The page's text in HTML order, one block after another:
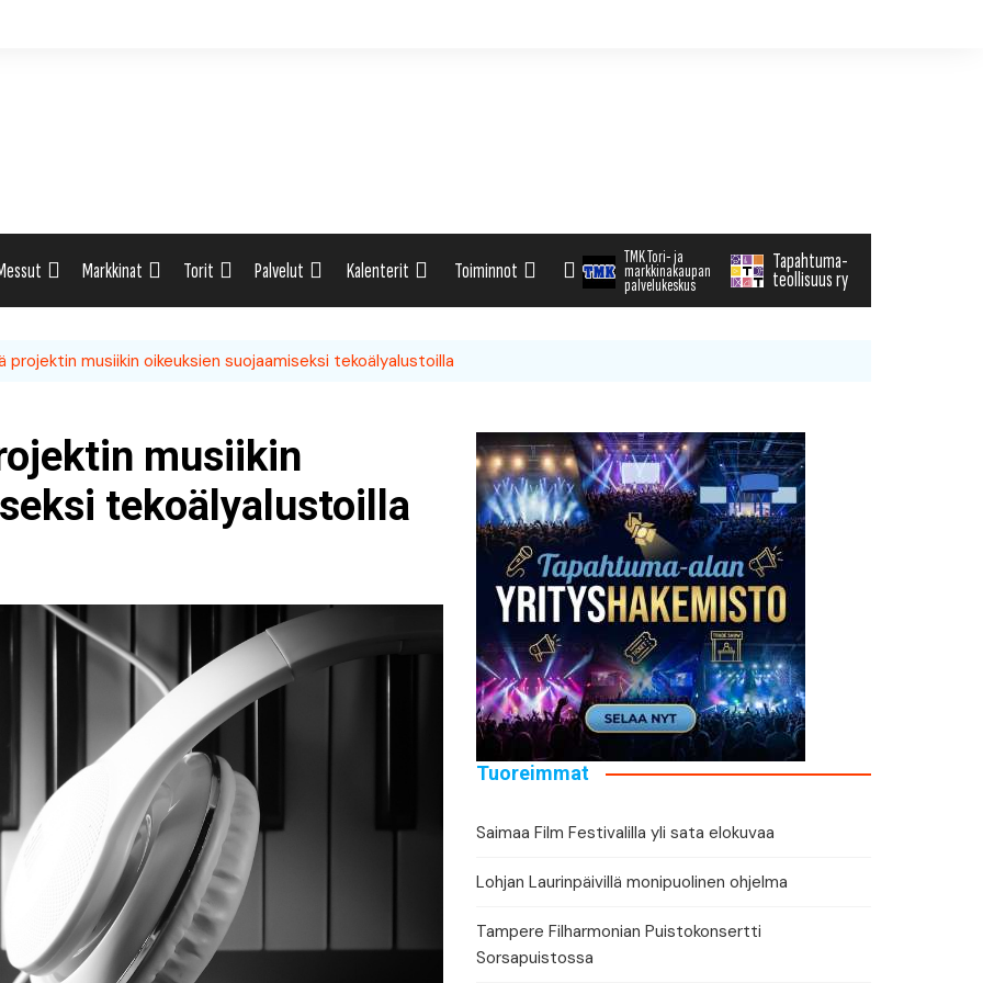
Markkinat Torit Palvelut Kalenterit
Festivaalikalenteri
Urheilukalenteri
Moottoriurheilukalenteri
Toiminnot
Torihaku
Lähetä tapahtuman tiedot
TMK Tori- ja
markkinakaupan
palvelukeskus
Tapahtuma-
teollisuus ry
projektin musiikin oikeuksien suojaamiseksi tekoälyalustoilla
musiikin
tekoälyalustoilla
Tuoreimmat
Saimaa Film Festivalilla yli sata elokuvaa
Lohjan Laurinpäivillä monipuolinen ohjelma
Tampere Filharmonian Puistokonsertti
Sorsapuistossa